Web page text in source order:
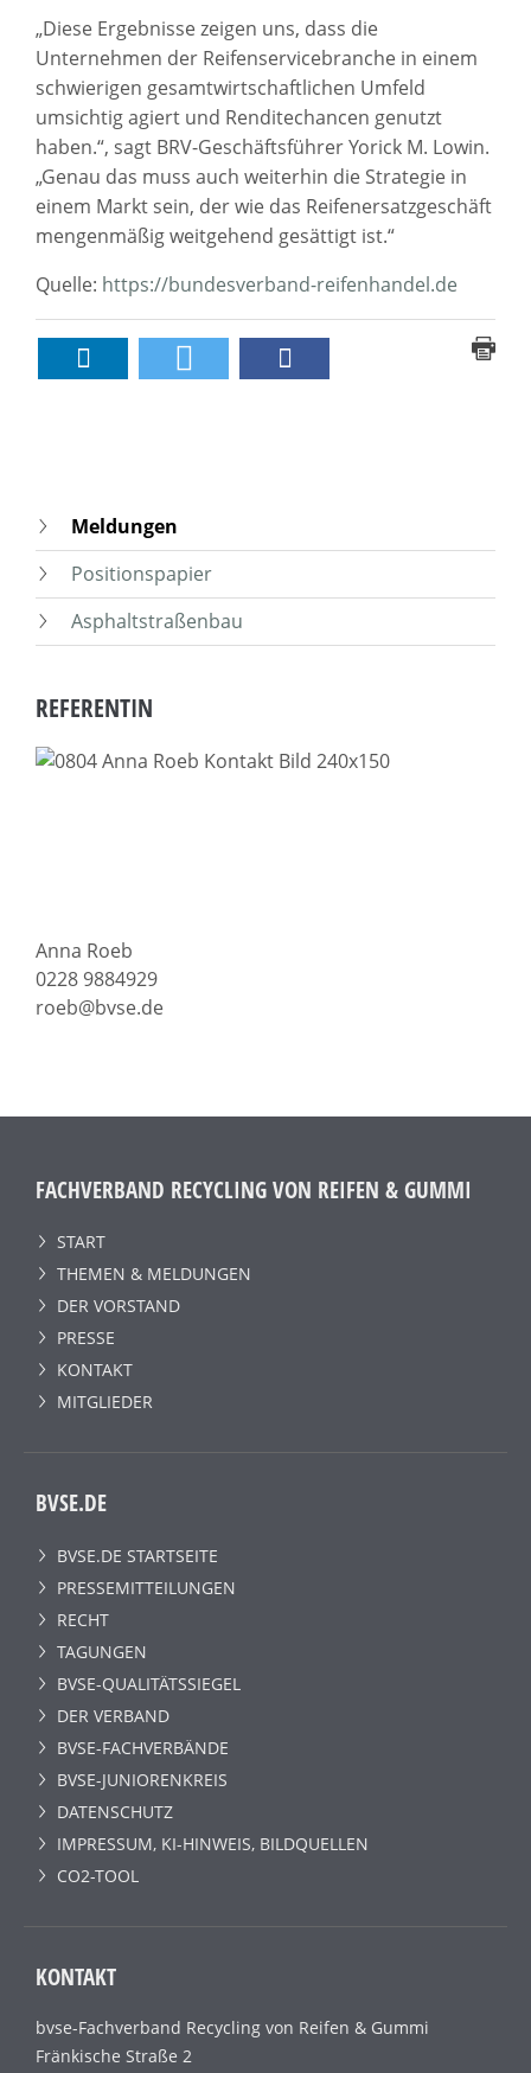
„Diese Ergebnisse zeigen uns, dass die
Unternehmen der Reifenservicebranche in einem
schwierigen gesamtwirtschaftlichen Umfeld
umsichtig agiert und Renditechancen genutzt
haben.“, sagt BRV-Geschäftsführer Yorick M. Lowin.
„Genau das muss auch weiterhin die Strategie in
einem Markt sein, der wie das Reifenersatzgeschäft
mengenmäßig weitgehend gesättigt ist.“
Quelle: https://bundesverband-reifenhandel.de
Meldungen
Positionspapier
Asphaltstraßenbau
REFERENTIN
Anna Roeb
0228 9884929
roeb@bvse.de
FACHVERBAND RECYCLING VON REIFEN & GUMMI
START
THEMEN & MELDUNGEN
DER VORSTAND
PRESSE
KONTAKT
MITGLIEDER
BVSE.DE
BVSE.DE STARTSEITE
PRESSEMITTEILUNGEN
RECHT
TAGUNGEN
BVSE-QUALITÄTSSIEGEL
DER VERBAND
BVSE-FACHVERBÄNDE
BVSE-JUNIORENKREIS
DATENSCHUTZ
IMPRESSUM, KI-HINWEIS, BILDQUELLEN
CO2-TOOL
KONTAKT
bvse-Fachverband Recycling von Reifen & Gummi
Fränkische Straße 2